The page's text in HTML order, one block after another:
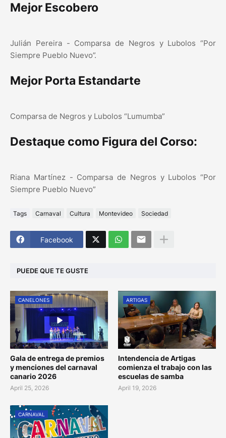
Mejor Escobero
Julián Pereira - Comparsa de Negros y Lubolos “Por
Siempre Pueblo Nuevo”.
Mejor Porta Estandarte
Comparsa de Negros y Lubolos “Lumumba”
Destaque como Figura del Corso:
Riana Martínez - Comparsa de Negros y Lubolos “Por
Siempre Pueblo Nuevo”
Tags Carnaval Cultura Montevideo Sociedad
Facebook
PUEDE QUE TE GUSTE
CANELONES
Gala de entrega de premios
y menciones del carnaval
canario 2026
April 25, 2026
ARTIGAS
Intendencia de Artigas
comienza el trabajo con las
escuelas de samba
April 19, 2026
CARNAVAL